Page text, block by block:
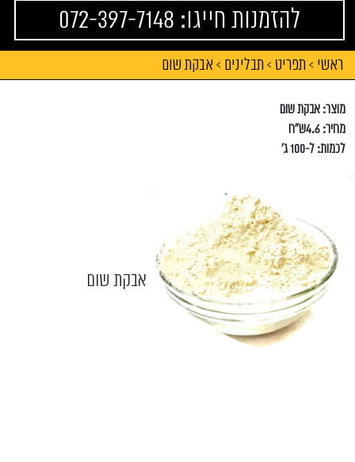
להזמנות חייגו: 072-397-7148
ראשי > תפריט > תבלינים > אבקת שום
מוצר: אבקת שום
מחיר: 4.6ש"ח
לכמות: ל-100 ג'
אבקת שום